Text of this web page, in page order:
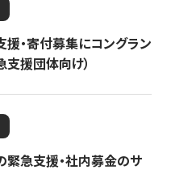
・寄付募集にコングラン
支援団体向け）
緊急支援・社内募金のサ